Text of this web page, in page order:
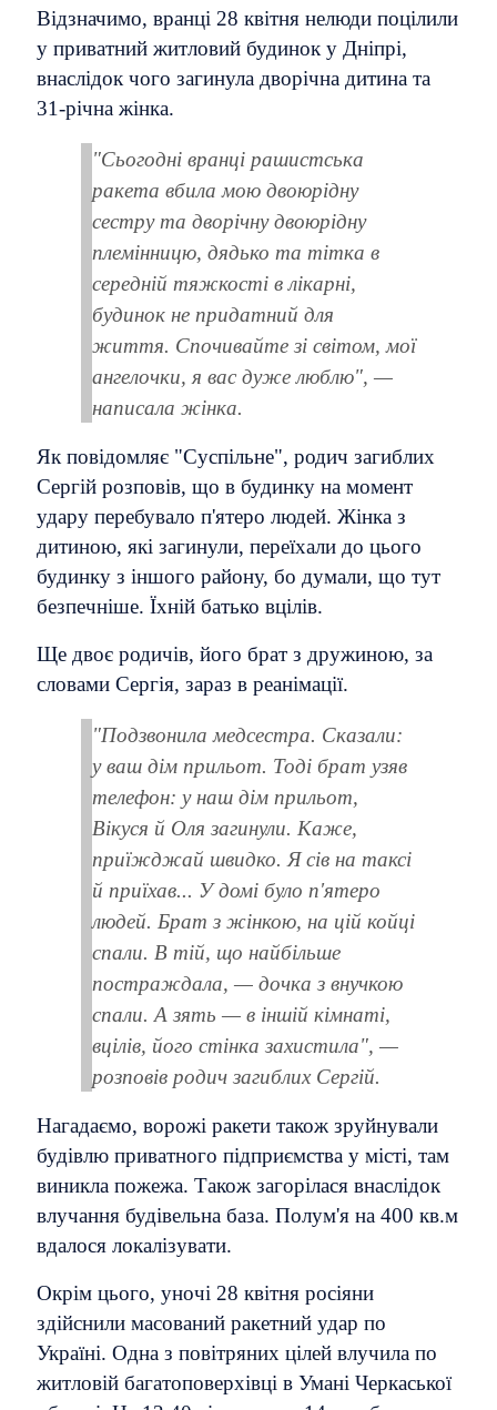
Відзначимо, вранці 28 квітня нелюди поцілили
у приватний житловий будинок у Дніпрі,
внаслідок чого загинула дворічна дитина та
31-річна жінка.
"Сьогодні вранці рашистська
ракета вбила мою двоюрідну
сестру та дворічну двоюрідну
племінницю, дядько та тітка в
середній тяжкості в лікарні,
будинок не придатний для
життя. Спочивайте зі світом, мої
ангелочки, я вас дуже люблю", —
написала жінка.
Як повідомляє "Суспільне", родич загиблих
Сергій розповів, що в будинку на момент
удару перебувало п'ятеро людей. Жінка з
дитиною, які загинули, переїхали до цього
будинку з іншого району, бо думали, що тут
безпечніше. Їхній батько вцілів.
Ще двоє родичів, його брат з дружиною, за
словами Сергія, зараз в реанімації.
"Подзвонила медсестра. Сказали:
у ваш дім прильот. Тоді брат узяв
телефон: у наш дім прильот,
Вікуся й Оля загинули. Каже,
приїжджай швидко. Я сів на таксі
й приїхав... У домі було п'ятеро
людей. Брат з жінкою, на цій койці
спали. В тій, що найбільше
постраждала, — дочка з внучкою
спали. А зять — в іншій кімнаті,
вцілів, його стінка захистила", —
розповів родич загиблих Сергій.
Нагадаємо, ворожі ракети також зруйнували
будівлю приватного підприємства у місті, там
виникла пожежа. Також загорілася внаслідок
влучання будівельна база. Полум'я на 400 кв.м
вдалося локалізувати.
Окрім цього, уночі 28 квітня росіяни
здійснили масований ракетний удар по
Україні. Одна з повітряних цілей влучила по
житловій багатоповерхівці в Умані Черкаської